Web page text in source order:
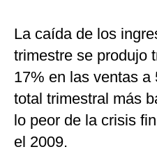
La caída de los
trimestre se produjo
17% en las ventas
total trimestral más
lo peor de la crisis
el 2009.